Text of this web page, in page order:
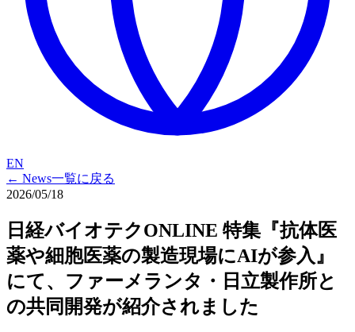
EN
← News一覧に 戻る
2026/05/18
日経バイオテクONLINE 特集『抗体医
薬や細胞医薬の製造現場にAIが参入』
にて、 ファーメランタ・ 日立製作所と
の共同開発が紹介されました